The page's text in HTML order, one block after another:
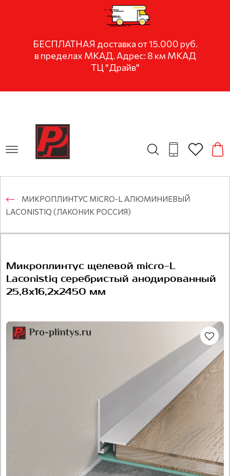
БЕСПЛАТНАЯ доставка от 15.000 руб.
в пределах МКАД. Адрес: 8 км МКАД
ТЦ "Драйв"
МИКРОПЛИНТУС MICRO-L АЛЮМИНИЕВЫЙ
LACONISTIQ (ЛАКОНИК РОССИЯ)
Микроплинтус щелевой micro-L
Laconistiq серебристый анодированный
25,8х16,2х2450 мм